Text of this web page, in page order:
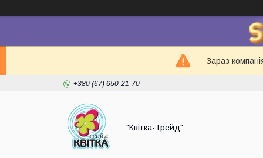
Зараз
+380 (67) 650-21-70
"Квітка-Трейд"